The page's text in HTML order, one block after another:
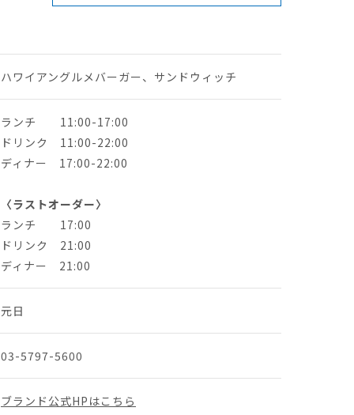
ハワイアングルメバーガー、サンドウィッチ
ランチ 11:00-17:00
ドリンク 11:00-22:00
ディナー 17:00-22:00
〈ラストオーダー〉
ランチ 17:00
ドリンク 21:00
ディナー 21:00
元日
03-5797-5600
ブランド公式HPはこちら